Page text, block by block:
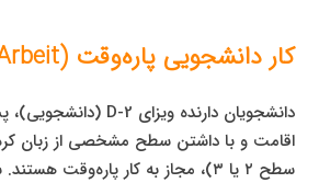
کار دانشجویی پاره‌وقت (Arbeit)
سطح ۲ یا ۳)، مجاز به کار پاره‌وقت